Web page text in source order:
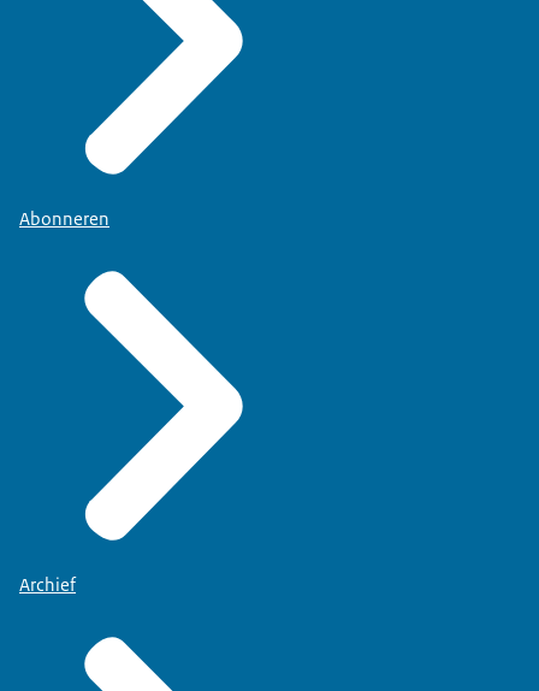
Abonneren
Archief